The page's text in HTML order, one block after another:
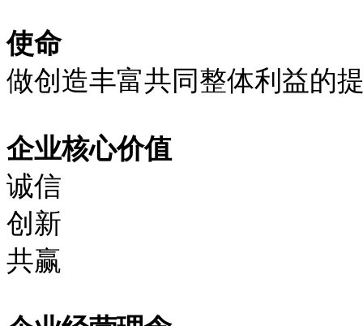
使命
做创造丰富共同整体利益的
企业核心价值
诚信
创新
共赢